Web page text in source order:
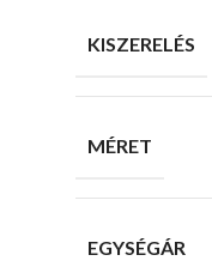
KISZERELÉS
MÉRET
EGYSÉGÁR